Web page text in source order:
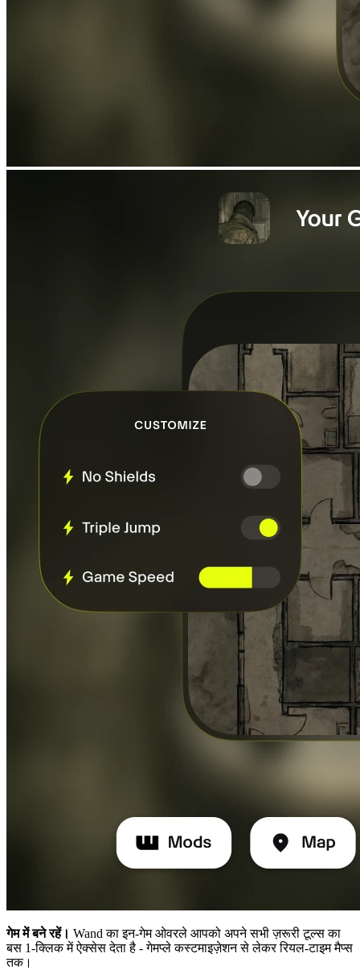
गेम में बने रहें। Wand का इन-गेम ओवरले आपको अपने सभी ज़रूरी टूल्स का
बस 1-क्लिक में ऐक्सेस देता है - गेमप्ले कस्टमाइज़ेशन से लेकर रियल-टाइम मैप्स
तक।